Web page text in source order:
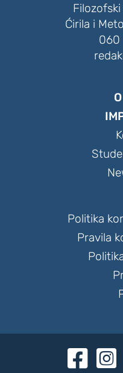
Ćirila i
060
Politika
Pravila
 